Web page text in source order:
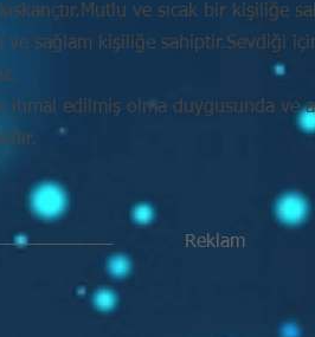
ve sıcak bir kişiliğe
sağlam kişiliğe sahiptir.Sevdiği
ihmal edilmiş olma duygusunda ve
Reklam